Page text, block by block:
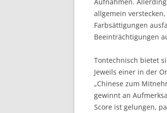
allgemein
Farbsättigungen
Beeinträchtigungen
Tontechnisch bietet
Jeweils einer in der
„Chinese zum
gewinnt an
Score ist gelungen,